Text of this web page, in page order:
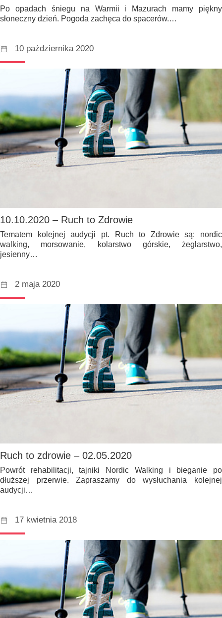
Po opadach śniegu na Warmii i Mazurach mamy piękny
słoneczny dzień. Pogoda zachęca do spacerów.…
10 października 2020
10.10.2020 – Ruch to Zdrowie
Tematem kolejnej audycji pt. Ruch to Zdrowie są: nordic
walking, morsowanie, kolarstwo górskie, żeglarstwo,
jesienny…
2 maja 2020
Ruch to zdrowie – 02.05.2020
Powrót rehabilitacji, tajniki Nordic Walking i bieganie po
dłuższej przerwie. Zapraszamy do wysłuchania kolejnej
audycji…
17 kwietnia 2018